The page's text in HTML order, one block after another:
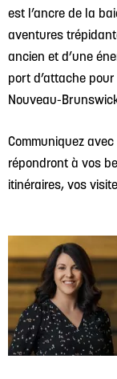
est l’ancre de la
aventures
ancien et d’une
port d’attache
Nouveau-
Communiquez
répondront à vos
itinéraires, vos